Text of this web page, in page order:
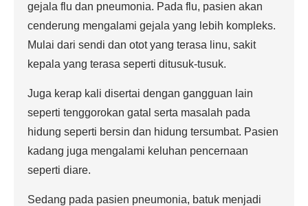
gejala flu dan pneumonia. Pada flu, pasien akan
cenderung mengalami gejala yang lebih kompleks.
Mulai dari sendi dan otot yang terasa linu, sakit
kepala yang terasa seperti ditusuk-tusuk.
Juga kerap kali disertai dengan gangguan lain
seperti tenggorokan gatal serta masalah pada
hidung seperti bersin dan hidung tersumbat. Pasien
kadang juga mengalami keluhan pencernaan
seperti diare.
Sedang pada pasien pneumonia, batuk menjadi